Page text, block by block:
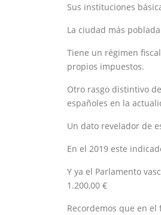
Sus instituciones
La ciudad más
Tiene un régimen
propios impuestos.
Otro rasgo distintivo
españoles en la
Un dato revelador de
En el 2019 este
Y ya el Parlamento
1.200,00 €
Recordemos que en